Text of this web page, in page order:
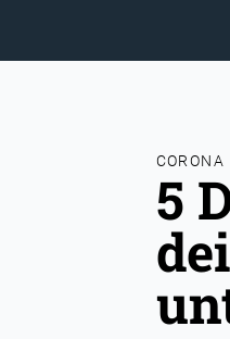
CORONA
5